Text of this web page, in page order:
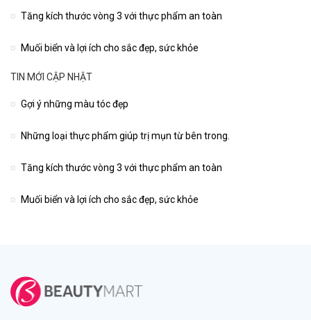
Tăng kích thước vòng 3 với thực phẩm an toàn
Muối biển và lợi ích cho sắc đẹp, sức khỏe
TIN MỚI CẬP NHẬT
Gợi ý những màu tóc đẹp
Những loại thực phẩm giúp trị mụn từ bên trong.
Tăng kích thước vòng 3 với thực phẩm an toàn
Muối biển và lợi ích cho sắc đẹp, sức khỏe